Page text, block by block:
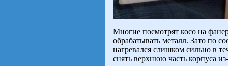
Многие посмотрят косо на
обрабатывать металл. Зато по
нагревался слишком сильно в
снять верхнюю часть корпуса